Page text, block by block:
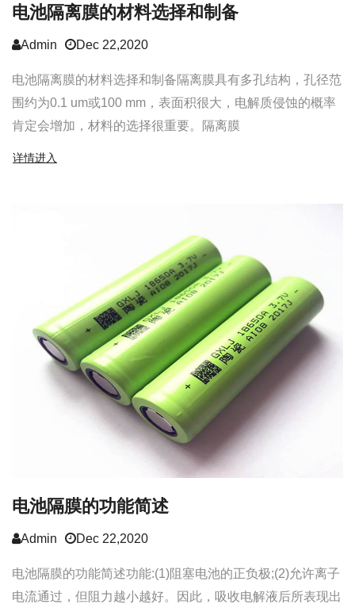
电池隔离膜的材料选择和制备
Admin Dec 22,2020
电池隔离膜的材料选择和制备隔离膜具有多孔结构，孔径范
围约为0.1 um或100 mm，表面积很大，电解质侵蚀的概率
肯定会增加，材料的选择很重要。隔离膜
详情进入
电池隔膜的功能简述
Admin Dec 22,2020
电池隔膜的功能简述功能:(1)阻塞电池的正负极;(2)允许离子
电流通过，但阻力越小越好。因此，吸收电解液后所表现出